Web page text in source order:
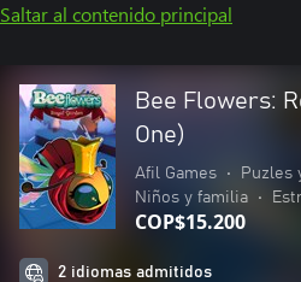
Saltar al contenido principal
Bee Flowers:
One)
Afil Games • Puzles
Niños y familia
•
COP$15.200
2 idiomas admitidos